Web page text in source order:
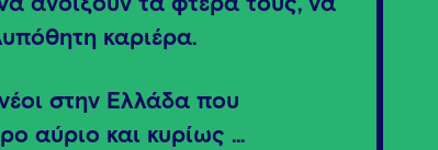
ανοίξουν τα φτερά τους, να
καριέρα.
στην Ελλάδα που
αύριο και κυρίως …